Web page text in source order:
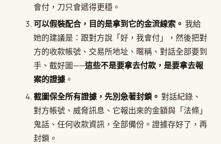
會付，刀只會遞得更穩。
可以假裝配合，目的是拿到它的金流線索。 我給
她的建議是：跟對方說「好，我會付」，然後把對
方的收款帳號、交易所地址、暱稱、對話全部要到
手、截好圖——這些不是要拿去付款，是要拿去報
案的證據 。
截圖保全所有證據，先別急著封鎖。 對話紀錄、
對方帳號、威脅訊息、它報出來的金額與「法條」
鬼話、任何收款資訊，全部備份。證據存好了，再
封鎖。